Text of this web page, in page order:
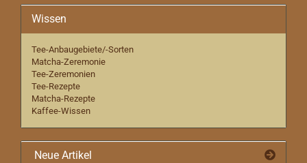
Wissen
Tee-Anbaugebiete/-Sorten
Matcha-Zeremonie
Tee-Zeremonien
Tee-Rezepte
Matcha-Rezepte
Kaffee-Wissen
Neue Artikel